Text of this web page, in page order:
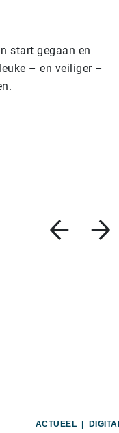
start gegaan en
– en veiliger –
ACTUEEL